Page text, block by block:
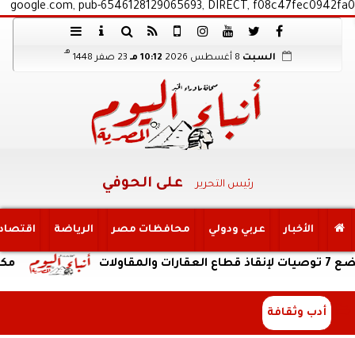
google.com, pub-6546128129065693, DIRECT, f08c47fec0942fa0
السبت 10:12 مـ 23 صفر 1448
هـ
رئيس التحرير على الحوفي
الأخبار عربي ودولي محافظات مصر الرياضة
مكتب
أدب وثقافة